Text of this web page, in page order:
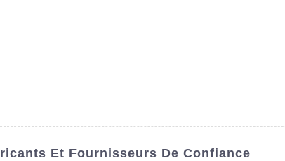
Et Fournisseurs De Confiance